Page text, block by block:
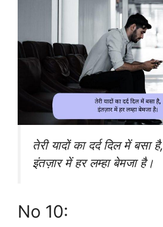
तेरी यादों का दर्द दिल में बसा है,
इंतज़ार में हर लम्हा बेमजा है।
No 10: